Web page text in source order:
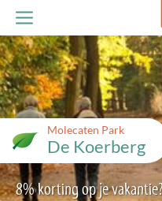
Molecaten Park
De Koerberg
8% korting op je